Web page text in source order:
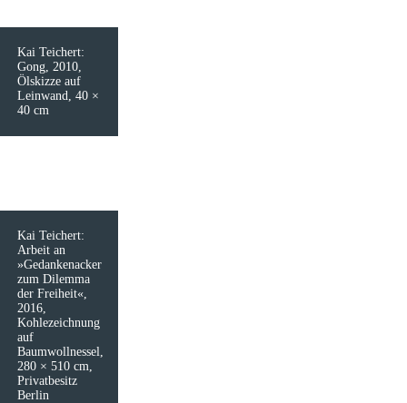
Kai Teichert:
Gong, 2010,
Ölskizze auf
Leinwand, 40 ×
40 cm
Kai Teichert:
Arbeit an
»Gedankenacker
zum Dilemma
der Freiheit«,
2016,
Kohlezeichnung
auf
Baumwollnessel,
280 × 510 cm,
Privatbesitz
Berlin